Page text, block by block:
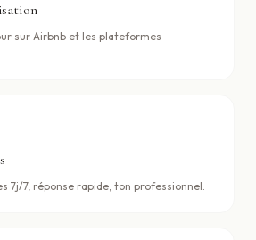
sur Airbnb et les plateformes
7j/7, réponse rapide, ton professionnel.